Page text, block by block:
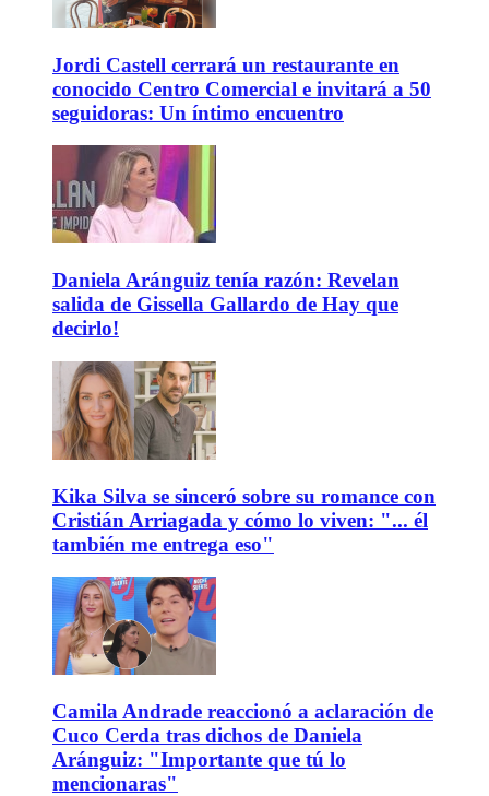
Jordi Castell cerrará un restaurante en
conocido Centro Comercial e invitará a 50
seguidoras: Un íntimo encuentro
Daniela Aránguiz tenía razón: Revelan
salida de Gissella Gallardo de Hay que
decirlo!
Kika Silva se sinceró sobre su romance con
Cristián Arriagada y cómo lo viven: "... él
también me entrega eso"
Camila Andrade reaccionó a aclaración de
Cuco Cerda tras dichos de Daniela
Aránguiz: "Importante que tú lo
mencionaras"